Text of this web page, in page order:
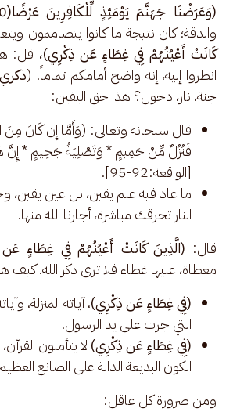
(وَعَرَضْنَا جَهَنَّمَ يَوْمَئِذٍ لِّلْكَافِرِينَ عَرْضًا(100))
والدقة؛ كان نتيجة ما كانوا يتصاممون
كَانَتْ أَعْيُنُهُمْ فِي غِطَاءٍ عَن ذِكْرِي)، قل:
انظروا إليه، إنه واضح أمامكم تماماً! (
جنة، نار، دخول؟ هذا حق اليقين:
قال سبحانه وتعالى: (وَأَمَّا إِن كَانَ مِنَ
فَنُزُلٌ مِّنْ حَمِيمٍ * وَتَصْلِيَةُ جَحِيمٍ * إِنَّ
[الواقعة:92-95].
ما عاد فيه علم يقين، بل عين
النار تحرقك مباشرة، أجارنا الله منها.
قال: (الَّذِينَ كَانَتْ أَعْيُنُهُمْ فِي غِطَاءٍ
مغطاة، عليها غطاء فلا ترى ذكر الله. كيف
(فِي غِطَاءٍ عَن ذِكْرِي)، آياته المنزلة،
التي جرت على يد الرسول.
(فِي غِطَاءٍ عَن ذِكْرِي) لا يتأملون
الكون البديعة الدالة على الصانع
ومن ضرورة كل عاقل: